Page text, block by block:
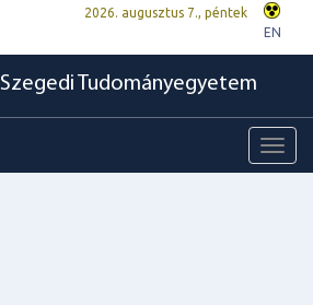
2026. augusztus 7., péntek
EN
Szegedi Tudományegyetem